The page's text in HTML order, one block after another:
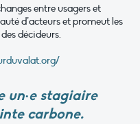
entre usagers et
d’acteurs et promeut les
décideurs.
un·e stagiaire
carbone.